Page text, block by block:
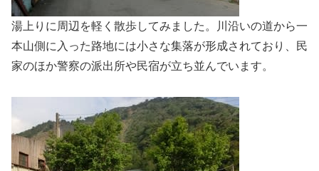
湯上りに周辺を軽く散歩してみました。川沿いの道から一
本山側に入った路地には小さな集落が形成されており、民
家のほか警察の派出所や民宿が立ち並んでいます。